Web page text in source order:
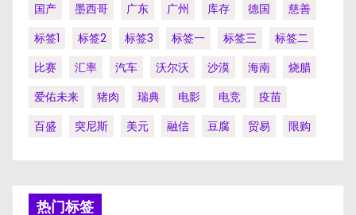
国产
墨西哥 广东 广州 库存 德国
慈善
标签1
标签2 标签3 标签一 标签三
标签二
比赛
汇率 汽车 沃尔沃 沙漠 海南
烧腊
爱佑未来
猪肉 瑞典 电影 电竞
疫苗
百盛
突尼斯 美元 融信 豆腐 贸易 限购
热门标签